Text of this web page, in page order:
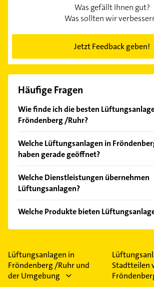
Was gefällt Ihnen gut?
Was sollten wir
Jetzt Feedback geben!
Häufige Fragen
Wie finde ich die besten
Fröndenberg /Ruhr?
Kundenmeinungen und profitieren Sie
Empfehlungen. Die Suchergebnisse
Welche Lüftungsanlagen in
haben gerade geöffnet?
Bitte beachten Sie, dass diese an Sonn-
Feiertagen abweichen können.
Welche Dienstleistungen übernehmen
Lüftungsanlagen?
Heizungseinbau und Heizungswartung.
Welche Produkte bieten
Das Angebot umfasst unter anderem
Lüftungsanlagen in
Fröndenberg /Ruhr und
der Umgebung
Stadtteilen